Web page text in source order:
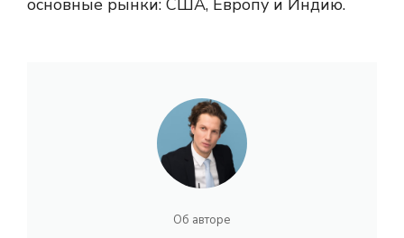
основные рынки: США, Европу и Индию.
Об авторе